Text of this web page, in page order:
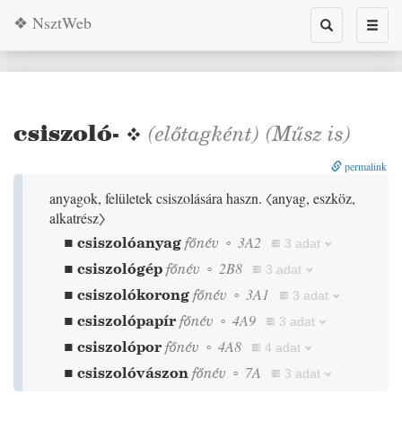
Toggle
search
❖ NsztWeb
csiszoló- ❖ (előtagként) (Műszis)
permalink
anyagok, felületek csiszolására haszn. 〈anyag, eszköz,
alkatrész〉
▪ csiszolóanyagfőnév ◦ 3A2 3 adat
▪ csiszológépfőnév ◦ 2B8 3 adat
▪ csiszolókorongfőnév ◦ 3A1 3 adat
▪ csiszolópapírfőnév ◦ 4A9 3 adat
▪ csiszolóporfőnév ◦ 4A8 4 adat
▪ csiszolóvászonfőnév ◦ 7A 3 adat